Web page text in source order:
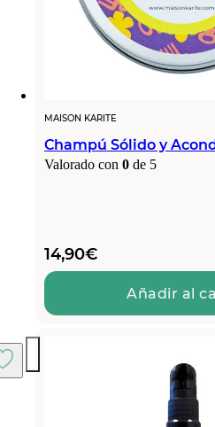
MAISON KARITE
Champú Sólido y
Valorado con 0 de 5
14,90€
Añadir al